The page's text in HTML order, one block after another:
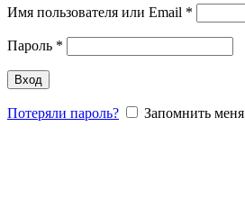
Имя пользователя или Email *
Пароль *
Вход
Потеряли пароль? Запомнить меня